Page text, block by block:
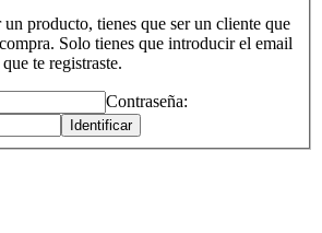
un producto, tienes que ser un cliente que
Solo tienes que introducir el email
te registraste.
Contraseña:
Identificar